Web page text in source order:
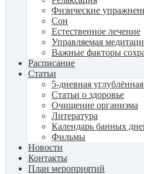
Физические
Сон
Естественное лечение
Управляемая
Важные факторы
Расписание
Статьи
5-дневная
Статьи о здоровье
Очищение организма
Литература
Календарь банных
Фильмы
Новости
Контакты
План мероприятий